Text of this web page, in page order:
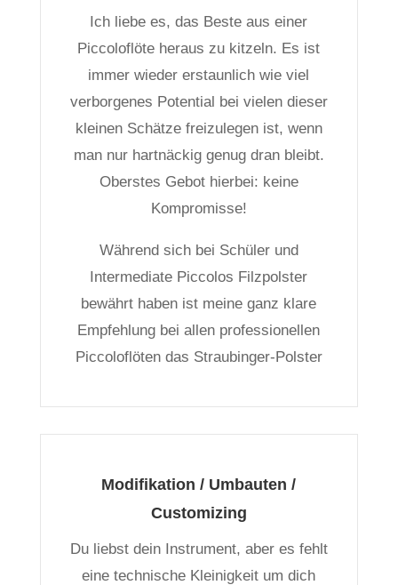
Ich liebe es, das Beste aus einer
Piccoloflöte heraus zu kitzeln. Es ist
immer wieder erstaunlich wie viel
verborgenes Potential bei vielen dieser
kleinen Schätze freizulegen ist, wenn
man nur hartnäckig genug dran bleibt.
Oberstes Gebot hierbei: keine
Kompromisse!
Während sich bei Schüler und
Intermediate Piccolos Filzpolster
bewährt haben ist meine ganz klare
Empfehlung bei allen professionellen
Piccoloflöten das Straubinger-Polster
Modifikation / Umbauten /
Customizing
Du liebst dein Instrument, aber es fehlt
eine technische Kleinigkeit um dich